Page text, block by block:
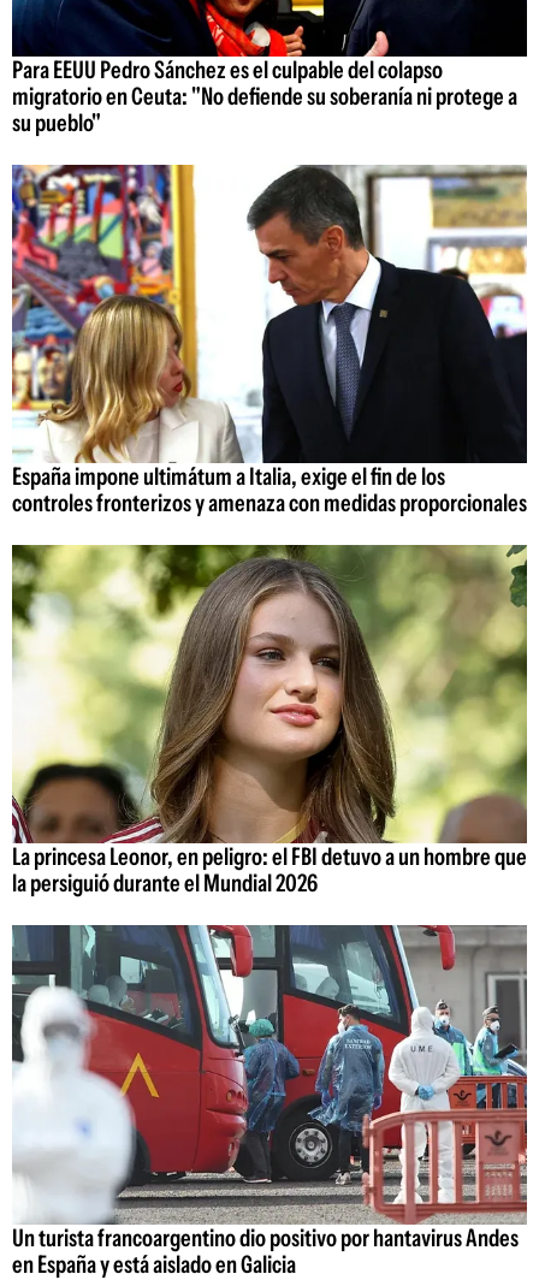
Para EEUU Pedro Sánchez es el culpable del colapso
migratorio en Ceuta: "No defiende su soberanía ni protege a
su pueblo"
España impone ultimátum a Italia, exige el fin de los
controles fronterizos y amenaza con medidas proporcionales
La princesa Leonor, en peligro: el FBI detuvo a un hombre que
la persiguió durante el Mundial 2026
Un turista francoargentino dio positivo por hantavirus Andes
en España y está aislado en Galicia